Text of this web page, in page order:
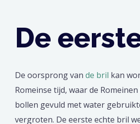
De
De oorsprong van de bril kan
Romeinse tijd, waar de
bollen gevuld met water
vergroten. De eerste echte bril